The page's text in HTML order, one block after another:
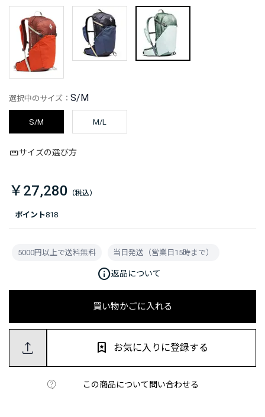
ポイント818
選択中のサイズ： S/M
S/M M/L
サイズの選び方
￥27,280
買い物かごに入れる
この商品について問い合わせる
お気に入りに登録する
5000円以上で送料無料 当日発送（営業日15時まで）
info返品について